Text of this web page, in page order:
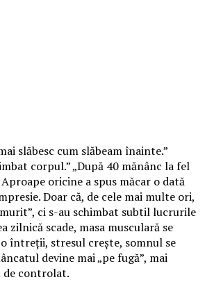
slăbesc cum slăbeam înainte.”
corpul.” „După 40 mănânc la fel
oricine a spus măcar o dată
Doar că, de cele mai multe ori,
ci s-au schimbat subtil lucrurile
zilnică scade, masa musculară se
întreții, stresul crește, somnul se
devine mai „pe fugă”, mai
de controlat.